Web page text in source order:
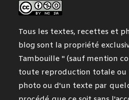
Tous les textes, recettes et
blog sont la propriété
Tambouille " (sauf mention
toute reproduction totale ou
photo ou d'un texte par